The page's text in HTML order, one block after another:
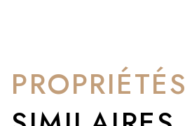
PROPRIÉTÉS